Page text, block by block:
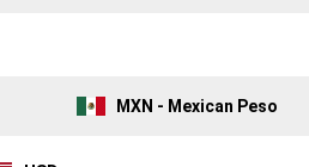
MXN - Mexican Peso